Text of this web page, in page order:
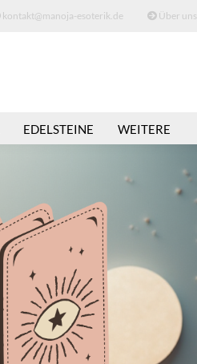
kontakt@manoja-esoterik.de Über uns
Passwort
Konto erstellen
Passwort vergessen?
EDELSTEINE WEITERE